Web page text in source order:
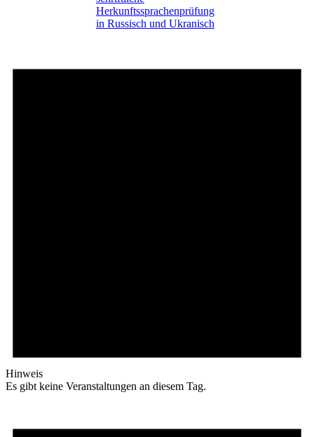
Herkunftssprachenprüfung
in Russisch und Ukranisch
Hinweis
Es gibt keine Veranstaltungen an diesem Tag.